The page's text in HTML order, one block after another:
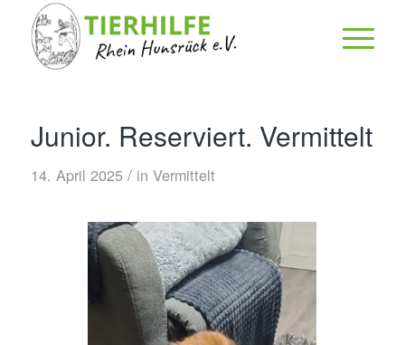
Junior. Reserviert. Vermittelt
14. April 2025 / in Vermittelt